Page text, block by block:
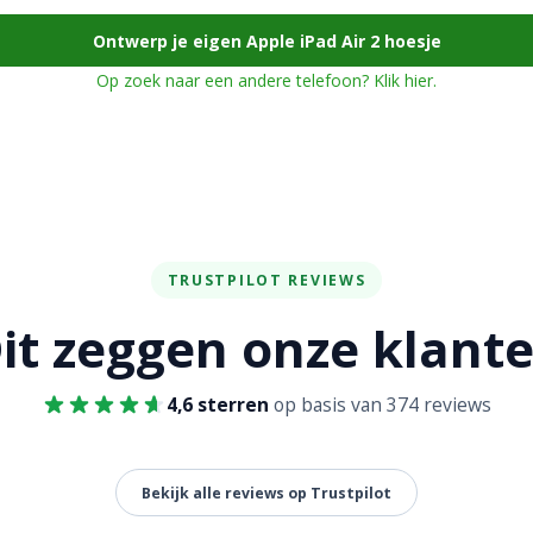
Ontwerp je eigen Apple iPad Air 2 hoesje
Op zoek naar een andere telefoon? Klik hier.
TRUSTPILOT REVIEWS
zeggen onze
4,6 sterren op basis van 374 reviews
Bekijk alle reviews op Trustpilot